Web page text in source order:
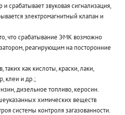
и срабатывает звуковая сигнализация,
электромагнитный клапан и
что срабатывание ЭМК возможно
реагирующим на посторонние
как кислоты, краски, лаки,
клеи и др.;
дизельное топливо, керосин.
химических веществ
системы контроля загазованности.